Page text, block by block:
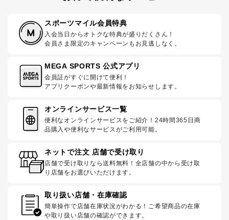
スポーツマイル会員特典
入会当日からオトクな特典が盛りだくさん！
会員さま限定のキャンペーンもお見逃しなく。
MEGA SPORTS 公式アプリ
会員証がすぐに開けて便利！
アプリクーポンや最新情報をお知らせします。
オンラインサービス一覧
便利なオンラインサービスをご紹介！24時間365日商
品購入や便利なサービスがご利用可能。
ネットで注文 店舗で受け取り
店舗で受け取りなら送料無料！全店舗の中から受け取
り店舗をお選びいただけます。
取り扱い店舗・在庫確認
簡単操作で店舗在庫状況がわかる！ご希望商品の在庫
や取り扱い店舗の確認ができます。